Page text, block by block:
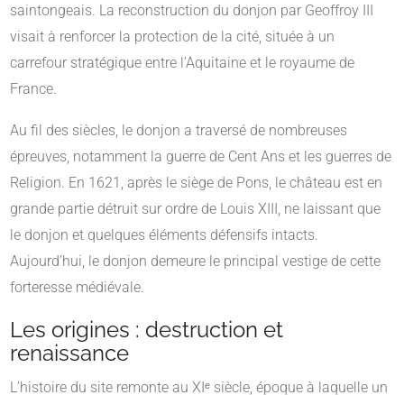
saintongeais. La reconstruction du donjon par Geoffroy III
visait à renforcer la protection de la cité, située à un
carrefour stratégique entre l’Aquitaine et le royaume de
France.
Au fil des siècles, le donjon a traversé de nombreuses
épreuves, notamment la guerre de Cent Ans et les guerres de
Religion. En 1621, après le siège de Pons, le château est en
grande partie détruit sur ordre de Louis XIII, ne laissant que
le donjon et quelques éléments défensifs intacts.
Aujourd’hui, le donjon demeure le principal vestige de cette
forteresse médiévale.
Les origines : destruction et
renaissance
L’histoire du site remonte au XIᵉ siècle, époque à laquelle un